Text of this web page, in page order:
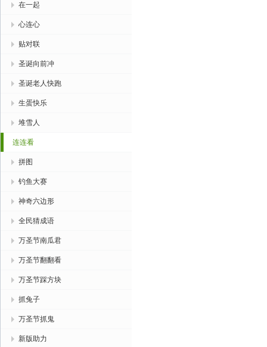
在一起
心连心
贴对联
圣诞向前冲
圣诞老人快跑
生蛋快乐
堆雪人
连连看
拼图
钓鱼大赛
神奇六边形
全民猜成语
万圣节南瓜君
万圣节翻翻看
万圣节踩方块
抓兔子
万圣节抓鬼
新版助力